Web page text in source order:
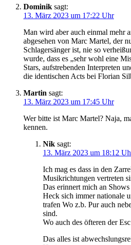
Dominik sagt:
13. März 2023 um 17:22 Uhr
Man wird aber auch einmal mehr
abgesehen von Marc Martel, der
Schlagersänger ist, nie so
wurde, dass es „sehr wohl eine
Stars, aufstrebenden Interpreten
die identischen Acts bei Florian
Martin sagt:
13. März 2023 um 17:45 Uhr
Wer bitte ist Marc Martel? Naja,
kennen.
Nik sagt:
13. März 2023 um 18:12
Ich mag es dass in den
Musikrichtungen vertreten
Das erinnert mich an
Heck sich immer nationale
trafen Wo z.b. Pur auch
sind.
Wo auch des öfteren der
Das alles ist